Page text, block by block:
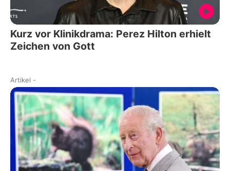
Kurz vor Klinikdrama: Perez Hilton erhielt
Zeichen von Gott
Artikel -